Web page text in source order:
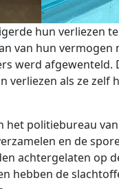
hun verliezen
​​van hun
werd afgewenteld.
verliezen als ze zelf
het politiebureau
en de
achtergelaten op
hebben de